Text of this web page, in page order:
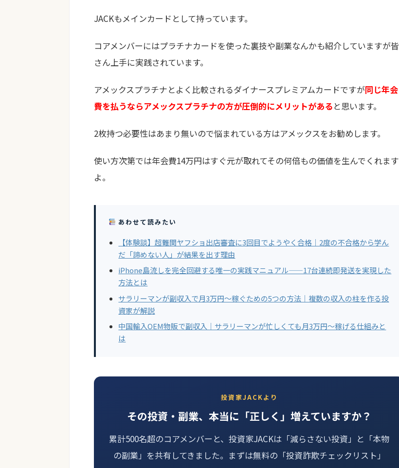
JACKもメインカードとして持っています。
コアメンバーにはプラチナカードを使った裏技や副業なんかも紹介していますが皆
さん上手に実践されています。
アメックスプラチナとよく比較されるダイナースプレミアムカードですが同じ年会
費を払うならアメックスプラチナの方が圧倒的にメリットがあると思います。
2枚持つ必要性はあまり無いので悩まれている方はアメックスをお勧めします。
使い方次第では年会費14万円はすぐ元が取れてその何倍もの価値を生んでくれます
よ。
あわせて読みたい
【体験談】超難関ヤフショ出店審査に3回目でようやく合格｜2度の不合格から学ん
だ「諦めない人」が結果を出す理由
iPhone島流しを完全回避する唯一の実践マニュアル——17台連続即発送を実現した
方法とは
サラリーマンが副収入で月3万円〜稼ぐための5つの方法｜複数の収入の柱を作る投
資家が解説
中国輸入OEM物販で副収入｜サラリーマンが忙しくても月3万円〜稼げる仕組みと
は
投資家JACKより
その投資・副業、本当に「正しく」増えていますか？
累計500名超のコアメンバーと、投資家JACKは「減らさない投資」と「本物
の副業」を共有してきました。まずは無料の「投資詐欺チェックリスト」